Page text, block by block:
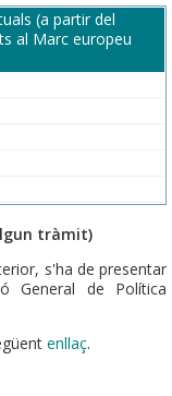
(a partir del
al Marc europeu
tràmit)
s'ha de presentar
General de Política
enllaç.